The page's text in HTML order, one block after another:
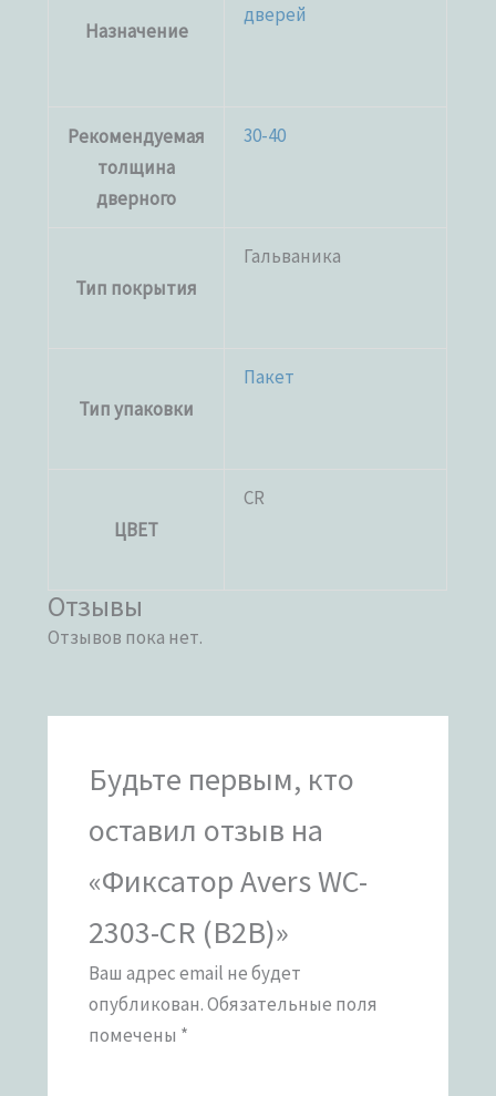
Назначение
дверей
Рекомендуемая
толщина
дверного
30-40
Тип покрытия
Гальваника
Тип упаковки
Пакет
ЦВЕТ
CR
Отзывы
Отзывов пока нет.
Будьте первым, кто
оставил отзыв на
«Фиксатор Avers WC-
2303-CR (B2B)»
Ваш адрес email не будет
опубликован.Обязательные поля
помечены *